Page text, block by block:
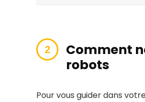
Comment
robots
Pour vous guider dans